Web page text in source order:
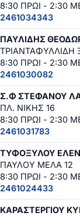
8:30 ΠΡΩΙ - 2:30
2461034343
ΠΑΥΛΙΔΗΣ
ΤΡΙΑΝΤΑΦΥΛΛΙΔΗ
8:30 ΠΡΩΙ - 2:30
2461030082
Σ.Φ ΣΤΕΦΑΝΟΥ
ΠΛ. ΝΙΚΗΣ 16
8:30 ΠΡΩΙ - 2:30
2461031783
ΤΥΦΟΞΥΛΟΥ
ΠΑΥΛΟΥ ΜΕΛΑ 12
8:30 ΠΡΩΙ - 2:30
2461024433
ΚΑΡΑΣΤΕΡΓΙΟΥ